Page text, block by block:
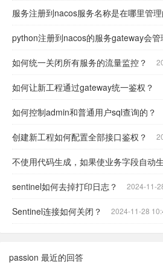
服务注册到nacos服务名称是在哪里管理
如何统一关闭所有服务的流量监控？
如何让新工程通过gateway统一鉴权？
如何控制admin和普通用户sql查询的？
创建新工程如何配置全部接口鉴权？
不使用代码生成，如果使业务字段自动
sentinel如何去掉打印日志？ 2024-11-
Sentinel连接如何关闭？ 2024-11-28
passion 最近的回答